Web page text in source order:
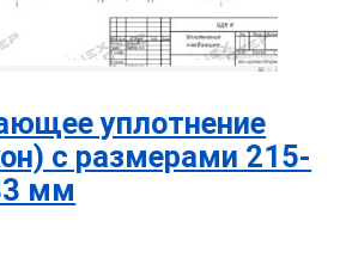
уплотнение
с размерами 215-
мм